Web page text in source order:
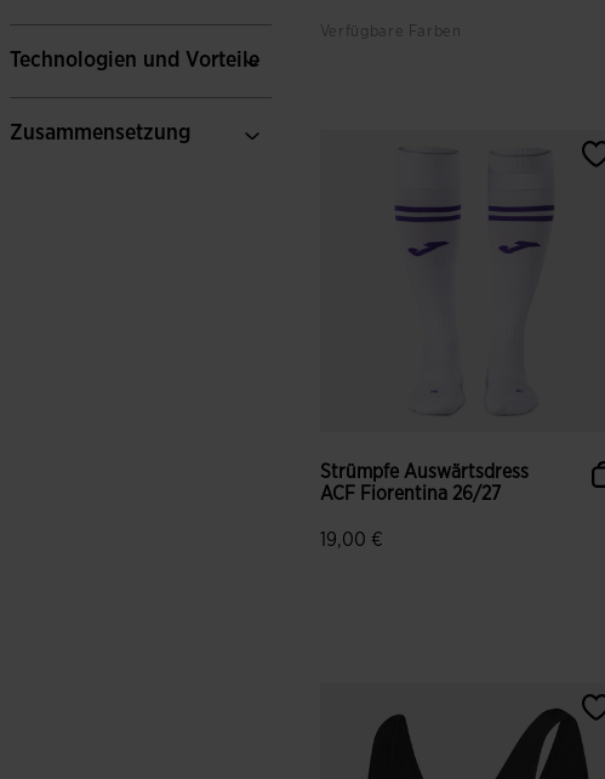
Technologien und Vorteile
Zusammensetzung
Verfügbare Farben
Strümpfe Auswärtsdress
ACF Fiorentina 26/27
19,00 €